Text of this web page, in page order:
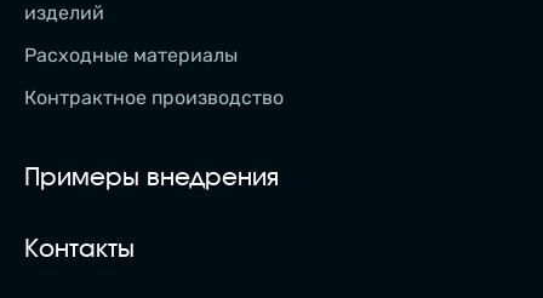
изделий
Расходные материалы
Контрактное производство
Примеры внедрения
Контакты